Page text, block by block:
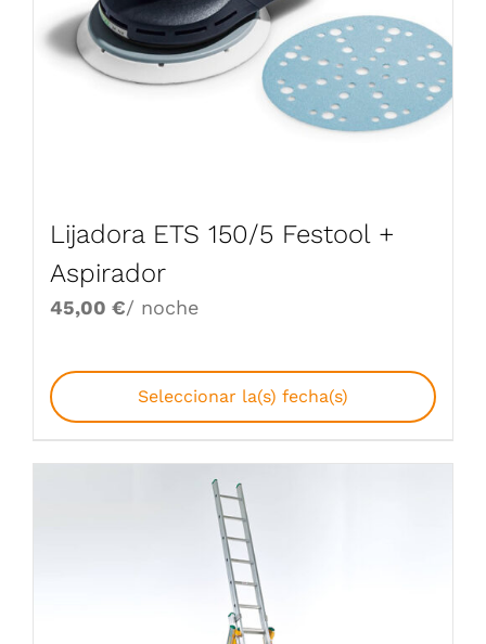
Lijadora ETS 150/5 Festool +
Aspirador
45,00 €/ noche
Seleccionar la(s) fecha(s)